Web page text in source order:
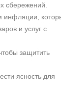
сбережений.
инфляции,
и услуг с
защитить
ясность для